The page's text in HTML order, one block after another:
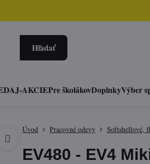
Hľadať
AKCIEPre školákovDoplnkyVýber
Úvod Pracovné odevy Softshellové,
EV480 - EV4